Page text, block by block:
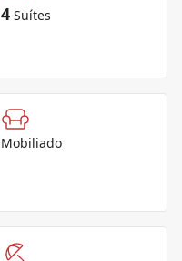
4 Suítes
Mobiliado